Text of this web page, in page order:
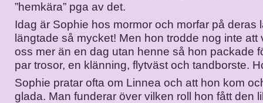
”hemkära” pga av det.
Idag är Sophie hos mormor och morfar på deras
längtade så mycket! Men hon trodde nog inte att
oss mer än en dag utan henne så hon packade
par trosor, en klänning, flytväst och tandborste.
Sophie pratar ofta om Linnea och att hon kom
glada. Man funderar över vilken roll hon fått den